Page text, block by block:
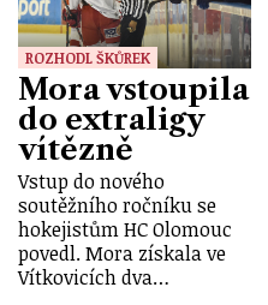
ROZHODL ŠKŮREK
Mora vstoupila
do extraligy
vítězně
Vstup do nového
soutěžního ročníku se
hokejistům HC Olomouc
povedl. Mora získala ve
Vítkovicích dva…